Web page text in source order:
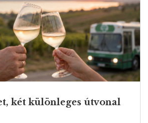
két különleges útvonal